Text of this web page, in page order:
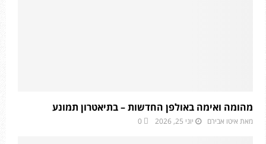
מהומה ואימה באולפן החדשות – בתיאטרון תמונע
מאת איטו אבירם יוני 25, 2026 0